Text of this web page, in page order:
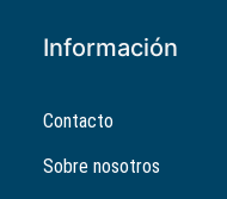
Información
Contacto
Sobre nosotros